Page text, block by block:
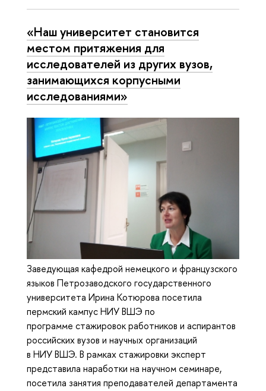
«Наш университет становится
местом притяжения для
исследователей из других вузов,
занимающихся корпусными
исследованиями»
Заведующая кафедрой немецкого и французского
языков Петрозаводского государственного
университета Ирина Котюрова посетила
пермский кампус НИУ ВШЭ по
программе стажировок работников и аспирантов
российских вузов и научных организаций
в НИУ ВШЭ. В рамках стажировки эксперт
представила наработки на научном семинаре,
посетила занятия преподавателей департамента